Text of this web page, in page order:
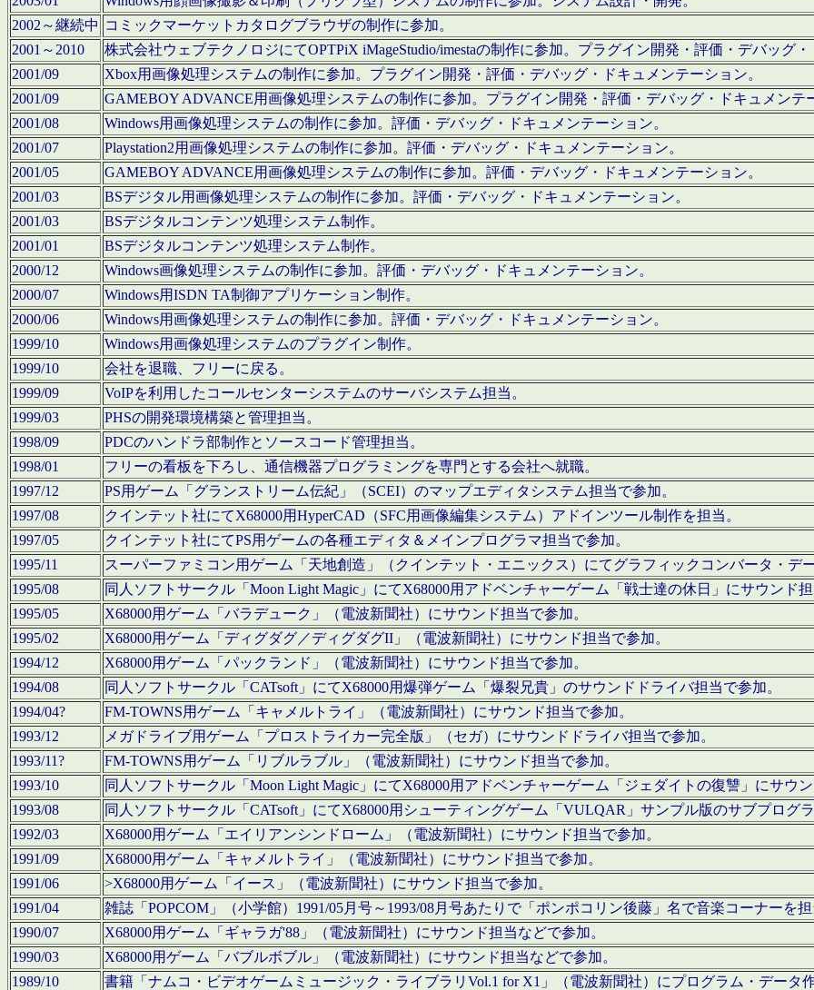
2002～継続中 コミックマーケットカタログブラウザの制作に参加。
2001～2010
株式会社ウェブテクノロジにてOPTPiX iMageStudio/imestaの制作に参加。プラグイン開発・評価・デバッグ
2001/09
Xbox用画像処理システムの制作に参加。プラグイン開発・評価・デバッグ・ドキュメンテーション。
2001/09
GAMEBOY ADVANCE用画像処理システムの制作に参加。プラグイン開発・評価・デバッグ・ドキュメンテ
2001/08
Windows用画像処理システムの制作に参加。評価・デバッグ・ドキュメンテーション。
2001/07
Playstation2用画像処理システムの制作に参加。評価・デバッグ・ドキュメンテーション。
2001/05
GAMEBOY ADVANCE用画像処理システムの制作に参加。評価・デバッグ・ドキュメンテーション。
2001/03
BSデジタル用画像処理システムの制作に参加。評価・デバッグ・ドキュメンテーション。
2001/03
BSデジタルコンテンツ処理システム制作。
2001/01
BSデジタルコンテンツ処理システム制作。
2000/12
Windows画像処理システムの制作に参加。評価・デバッグ・ドキュメンテーション。
2000/07
Windows用ISDN TA制御アプリケーション制作。
2000/06
Windows用画像処理システムの制作に参加。評価・デバッグ・ドキュメンテーション。
1999/10
Windows用画像処理システムのプラグイン制作。
1999/10
会社を退職、フリーに戻る。
1999/09
VoIPを利用したコールセンターシステムのサーバシステム担当。
1999/03
PHSの開発環境構築と管理担当。
1998/09
PDCのハンドラ部制作とソースコード管理担当。
1998/01
フリーの看板を下ろし、通信機器プログラミングを専門とする会社へ就職。
1997/12
PS用ゲーム「グランストリーム伝紀」（SCEI）のマップエディタシステム担当で参加。
1997/08
クインテット社にてX68000用HyperCAD（SFC用画像編集システム）アドインツール制作を担当。
1997/05
クインテット社にてPS用ゲームの各種エディタ＆メインプログラマ担当で参加。
1995/11
スーパーファミコン用ゲーム「天地創造」（クインテット・エニックス）にてグラフィックコンバータ・デ
1995/08
同人ソフトサークル「Moon Light Magic」にてX68000用アドベンチャーゲーム「戦士達の休日」にサウンド
1995/05
X68000用ゲーム「バラデューク」（電波新聞社）にサウンド担当で参加。
1995/02
X68000用ゲーム「ディグダグ／ディグダグII」（電波新聞社）にサウンド担当で参加。
1994/12
X68000用ゲーム「パックランド」（電波新聞社）にサウンド担当で参加。
1994/08
同人ソフトサークル「CATsoft」にてX68000用爆弾ゲーム「爆裂兄貴」のサウンドドライバ担当で参加。
1994/04?
FM-TOWNS用ゲーム「キャメルトライ」（電波新聞社）にサウンド担当で参加。
1993/12
メガドライブ用ゲーム「プロストライカー完全版」（セガ）にサウンドドライバ担当で参加。
1993/11?
FM-TOWNS用ゲーム「リブルラブル」（電波新聞社）にサウンド担当で参加。
1993/10
同人ソフトサークル「Moon Light Magic」にてX68000用アドベンチャーゲーム「ジェダイトの復讐」にサウ
1993/08
同人ソフトサークル「CATsoft」にてX68000用シューティングゲーム「VULQAR」サンプル版のサブプログ
1992/03
X68000用ゲーム「エイリアンシンドローム」（電波新聞社）にサウンド担当で参加。
1991/09
X68000用ゲーム「キャメルトライ」（電波新聞社）にサウンド担当で参加。
1991/06
>X68000用ゲーム「イース」（電波新聞社）にサウンド担当で参加。
1991/04
雑誌「POPCOM」（小学館）1991/05月号～1993/08月号あたりで「ポンポコリン後藤」名で音楽コーナーを
1990/07
X68000用ゲーム「ギャラガ'88」（電波新聞社）にサウンド担当などで参加。
1990/03
X68000用ゲーム「バブルボブル」（電波新聞社）にサウンド担当などで参加。
1989/10
書籍「ナムコ・ビデオゲームミュージック・ライブラリVol.1 for X1」（電波新聞社）にプログラム・データ